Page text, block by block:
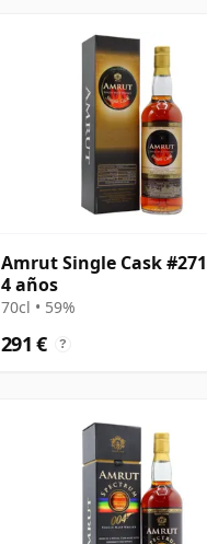
Amrut Single Cask
4 años
70cl • 59%
291 € ?